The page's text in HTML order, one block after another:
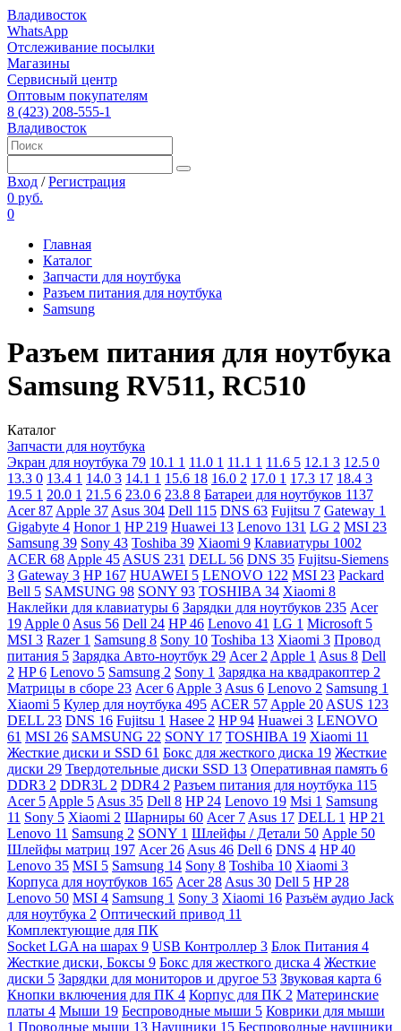
Владивосток
WhatsApp
Отслеживание посылки
Магазины
Сервисный центр
Оптовым покупателям
8 (423) 208-555-1
Владивосток
Вход /Регистрация
0 руб.
0
Главная
Каталог
Запчасти для ноутбука
Разъем питания для ноутбука
Samsung
Разъем питания для ноутбука
Samsung RV511, RC510
Каталог
Запчасти для ноутбука
Экран для ноутбука 79 10.1 1 11.0 1 11.1 1 11.6 5 12.1 3 12.5 0
13.3 0 13.4 1 14.0 3 14.1 1 15.6 18 16.0 2 17.0 1 17.3 17 18.4 3
19.5 1 20.0 1 21.5 6 23.0 6 23.8 8 Батареи для ноутбуков 1137
Acer87 Apple 37 Asus 304 Dell 115 DNS 63 Fujitsu 7 Gateway 1
Gigabyte 4 Honor 1 HP 219 Huawei 13 Lenovo 131 LG 2 MSI 23
Samsung 39 Sony 43 Toshiba 39 Xiaomi 9 Клавиатуры 1002
ACER 68 Apple 45 ASUS 231 DELL 56 DNS 35 Fujitsu-Siemens
3 Gateway 3 HP 167 HUAWEI 5 LENOVO 122 MSI 23 Packard
Bell 5 SAMSUNG 98 SONY 93 TOSHIBA 34 Xiaomi 8
Наклейки для клавиатуры 6 Зарядки для ноутбуков 235 Acer
19 Apple 0 Asus 56 Dell 24 HP46 Lenovo 41 LG 1 Microsoft 5
MSI 3 Razer 1 Samsung 8 Sony 10 Toshiba 13 Xiaomi 3 Провод
питания 5 Зарядка Авто-ноутбук 29 Acer 2 Apple 1 Asus 8 Dell
2 HP6 Lenovo 5 Samsung 2 Sony 1 Зарядка на квадракоптер 2
Матрицы в сборе 23 Acer6 Apple 3 Asus 6 Lenovo 2 Samsung 1
Xiaomi 5 Кулер для ноутбука 495 ACER 57 Apple 20 ASUS 123
DELL 23 DNS 16 Fujitsu 1 Hasee 2 HP94 Huawei 3 LENOVO
61 MSI 26 SAMSUNG 22 SONY 17 TOSHIBA 19 Xiaomi 11
Жесткие диски и SSD 61 Бокс для жесткого диска 19 Жесткие
диски 29 Твердотельные диски SSD 13 Оперативная память 6
DDR3 2 DDR3L 2 DDR4 2 Разъем питания для ноутбука 115
Acer 5 Apple 5 Asus 35 Dell 8 HP 24 Lenovo 19 Msi 1 Samsung
11 Sony 5 Xiaomi 2 Шарниры 60 Acer 7 Asus 17 DELL 1 HP 21
Lenovo 11 Samsung 2 SONY 1 Шлейфы / Детали 50 Apple 50
Шлейфы матриц 197 Acer 26 Asus 46 Dell 6 DNS 4 HP40
Lenovo 35 MSI 5 Samsung 14 Sony 8 Toshiba 10 Xiaomi 3
Корпуса для ноутбуков 165 Acer 28 Asus 30 Dell 5 HP 28
Lenovo 50 MSI 4 Samsung 1 Sony 3 Xiaomi 16 Разъём аудио Jack
для ноутбука 2 Оптический привод 11
Комплектующие для ПК
Socket LGA на шарах 9 USB Контроллер 3 Блок Питания 4
Жесткие диски, Боксы 9 Бокс для жесткого диска 4 Жесткие
диски 5 Зарядки для мониторов и другое 53 Звуковая карта 6
Кнопки включения для ПК 4 Корпус для ПК 2 Материнские
платы 4 Мыши 19 Беспроводные мыши 5 Коврики для мыши
1 Проводные мыши 13 Наушники 15 Беспроводные наушники